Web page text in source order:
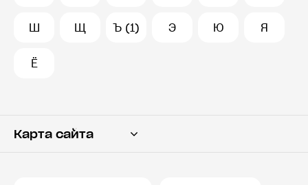
Ш Щ Ъ (1) Э Ю Я
Ё
Карта сайта